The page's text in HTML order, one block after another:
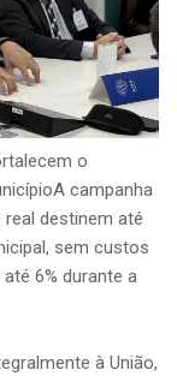
o
campanha
destinem até
sem custos
6% durante a
à União,